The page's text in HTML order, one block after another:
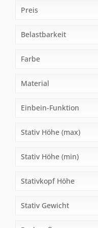
Aputure
BOYA
DJI
HENSEL
SIRUI
walimex pro
Preis
Belastbarkeit
2 kg
8 kg
Farbe
Schwarz
Material
Aluminium
Einbein-Funktion
Nein
Stativ Höhe (max)
1601 - 1700 mm
Stativ Höhe (min)
201 - 400 mm
Stativkopf Höhe
70 - 80 mm
Stativ Gewicht